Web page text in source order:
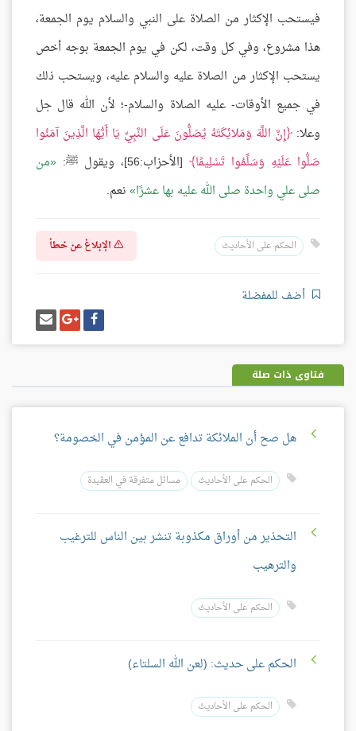
فيستحب الإكثار من الصلاة على النبي والسلام يوم الجمعة،
هذا مشروع، وفي كل وقت، لكن في يوم الجمعة بوجه أخص
يستحب الإكثار من الصلاة عليه والسلام عليه، ويستحب ذلك
في جميع الأوقات- عليه الصلاة والسلام-؛ لأن الله قال جل
وعلا: إِنَّ اللَّهَ وَمَلائِكَتَهُ يُصَلُّونَ عَلَى النَّبِيِّ يَا أَيُّهَا الَّذِينَ آمَنُوا
صَلُّوا عَلَيْهِ وَسَلِّمُوا تَسْلِيمًا
[الأحزاب:56]، ويقول ﷺ:
من
صلى علي واحدة صلى الله عليه بها عشرًا نعم.
الحكم على الأحاديث الإبلاغ عن خطأ
أضف للمفضلة
شارك
على
فيسبوك
شارك
على
غوغل
بلس
إرسل
إيميل
فتاوى ذات صلة
هل صح أن الملائكة تدافع عن المؤمن في الخصومة؟
الحكم على الأحاديث مسائل متفرقة في العقيدة
التحذير من أوراق مكذوبة تنشر بين الناس للترغيب
والترهيب
الحكم على الأحاديث
الحكم على حديث: (لعن الله السلتاء)
الحكم على الأحاديث